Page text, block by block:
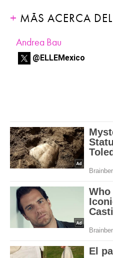
MÁS ACERCA
Andrea Bau
@ELLEMexico